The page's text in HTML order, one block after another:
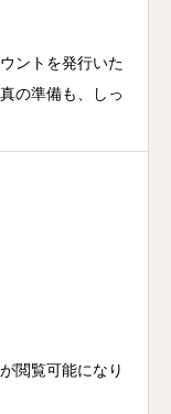
ントを発行いた
の準備も、しっ
閲覧可能になり